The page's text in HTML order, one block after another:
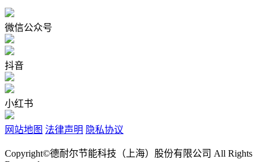
微信公众号
抖音
小红书
网站地图 法律声明 隐私协议
Copyright©德耐尔节能科技（上海）股份有限公司 All Rights